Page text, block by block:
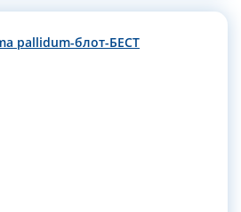
pallidum-блот-БЕСТ